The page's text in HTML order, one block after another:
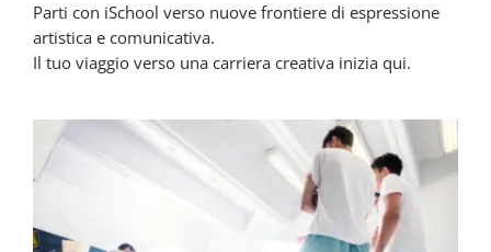
Parti con iSchool verso nuove frontiere di espressione
artistica e comunicativa.
Il tuo viaggio verso una carriera creativa inizia qui.